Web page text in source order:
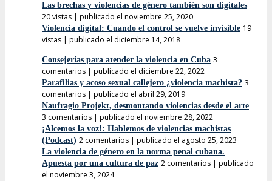
Las brechas y violencias de género también son digitales
20 vistas | publicado el noviembre 25, 2020
Violencia digital: Cuando el control se vuelve invisible 19
vistas | publicado el diciembre 14, 2018
Consejerías para atender la violencia en Cuba 3
comentarios | publicado el diciembre 22, 2022
Parafilias y acoso sexual callejero ¿violencia machista? 3
comentarios | publicado el abril 29, 2019
Naufragio Projekt, desmontando violencias desde el arte
3 comentarios | publicado el noviembre 28, 2022
¡Alcemos la voz!: Hablemos de violencias machistas
(Podcast) 2 comentarios | publicado el agosto 25, 2023
La violencia de género en la norma penal cubana.
Apuesta por una cultura de paz 2 comentarios | publicado
el noviembre 3, 2024